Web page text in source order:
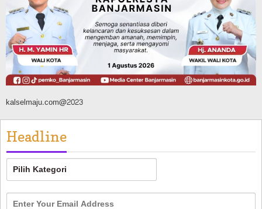
Objek Wisata Tahura Mandiangin
Ditutup Sementara, Antisipasi
Kebarakan Hutan
Agustus 6, 2026
kalselmaju.com@2023
Headline
Headline